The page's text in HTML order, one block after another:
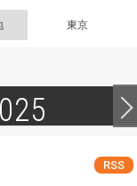
東京
RSS